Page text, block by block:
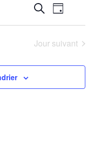
ET
VUES
Recherche
Jour
Jour suivant